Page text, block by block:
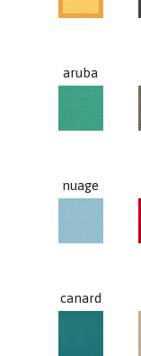
aruba
nuage
canard